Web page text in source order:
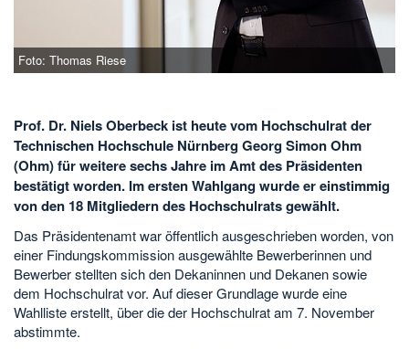
Foto: Thomas Riese
Prof. Dr. Niels Oberbeck ist heute vom Hochschulrat der
Technischen Hochschule Nürnberg Georg Simon Ohm
(Ohm) für weitere sechs Jahre im Amt des Präsidenten
bestätigt worden. Im ersten Wahlgang wurde er einstimmig
von den 18 Mitgliedern des Hochschulrats gewählt.
Das Präsidentenamt war öffentlich ausgeschrieben worden, von
einer Findungskommission ausgewählte Bewerberinnen und
Bewerber stellten sich den Dekaninnen und Dekanen sowie
dem Hochschulrat vor. Auf dieser Grundlage wurde eine
Wahlliste erstellt, über die der Hochschulrat am 7. November
abstimmte.